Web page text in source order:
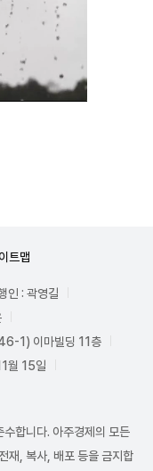
트맵
인 : 곽영길
1) 이마빌딩 11층
월 15일
합니다. 아주경제의 모든
재, 복사, 배포 등을 금지합